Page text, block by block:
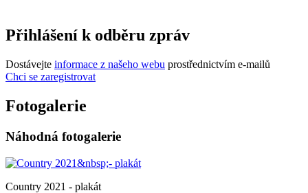
Přihlášení k odběru zpráv
Dostávejte informace z našeho webu prostřednictvím e-mailů
Chci se zaregistrovat
Fotogalerie
Náhodná fotogalerie
Country 2021 - plakát